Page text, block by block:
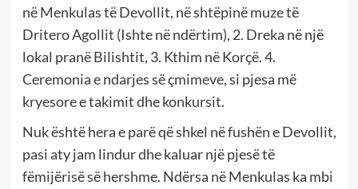
në Menkulas të Devollit, në shtëpinë muze të
Dritero Agollit (Ishte në ndërtim), 2. Dreka në një
lokal pranë Bilishtit, 3. Kthim në Korçë. 4.
Ceremonia e ndarjes së çmimeve, si pjesa më
kryesore e takimit dhe konkursit.
Nuk është hera e parë që shkel në fushën e Devollit,
pasi aty jam lindur dhe kaluar një pjesë të
fëmijërisë së hershme. Ndërsa në Menkulas ka mbi